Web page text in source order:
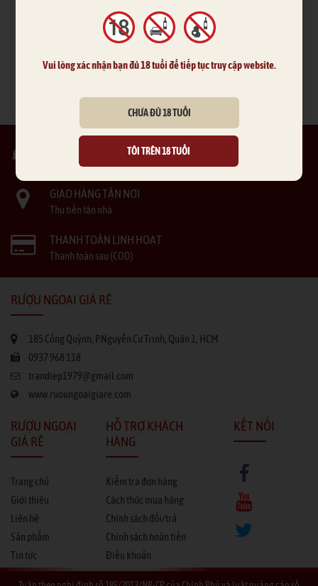
1.400.000 đ 1.700.000 đ
SẢN PHẨM CHẤT LƯỢNG
Mẫu mã đa dạng
GIAO HÀNG TẬN NƠI
Thu tiền tận nhà
THANH TOÁN LINH HOẠT
Thanh toán sau (COD)
RƯỢU NGOẠI GIÁ RẺ
185 Cống Quỳnh, P.Nguyễn Cư Trinh, Quận 1, HCM
0937 968 118
trandiep1979@gmail.com
www.ruoungoaigiare.com
RƯỢU NGOẠI
GIÁ RẺ
Trang chủ
Giới thiệu
Liên hệ
Sản phẩm
Tin tức
HỖ TRỢ KHÁCH
HÀNG
Kiểm tra đơn hàng
Cách thức mua hàng
Chính sách đổi/trả
Chính sách hoàn tiền
Điều khoản
KẾT NỐI
Vui lòng xác nhận bạn đủ 18 tuổi để tiếp tục truy cập website.
CHƯA ĐỦ 18 TUỔI
TÔI TRÊN 18 TUỔI